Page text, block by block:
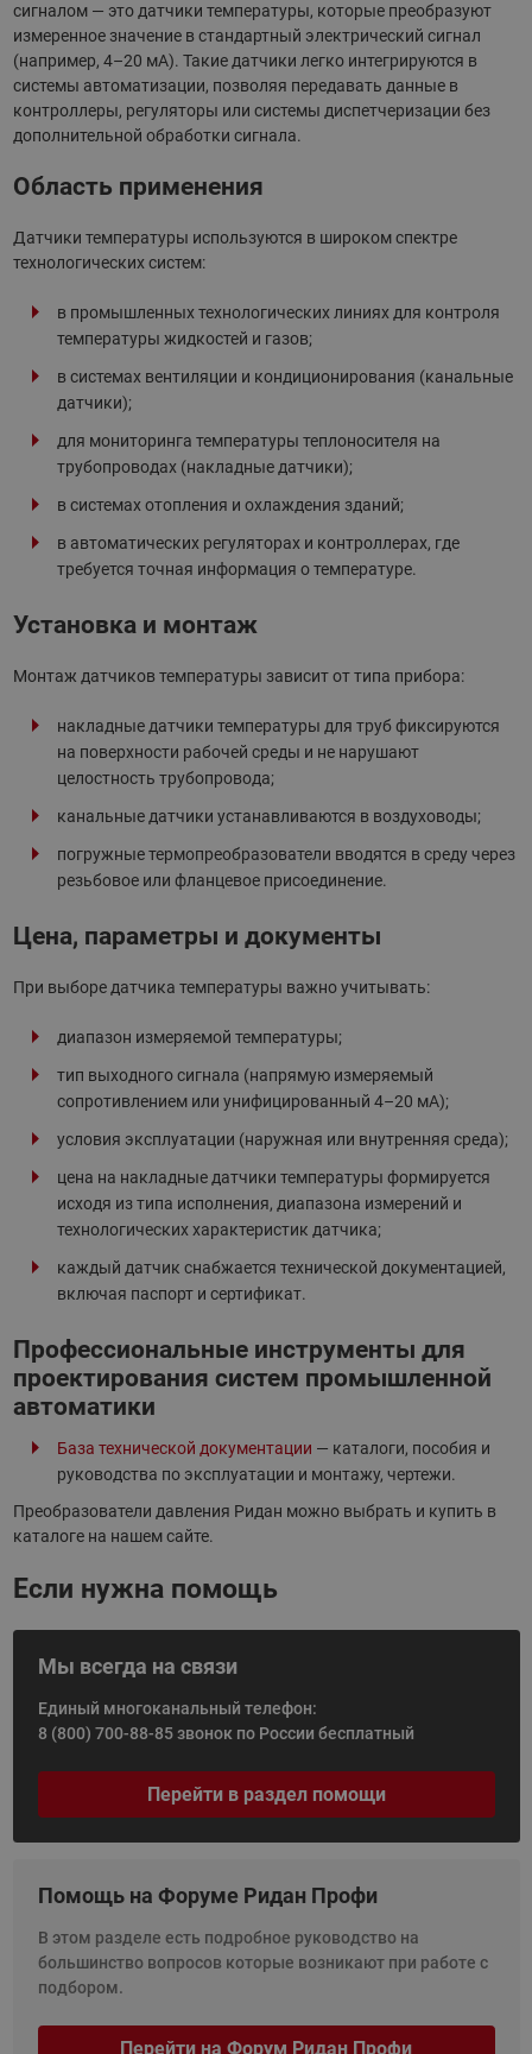
сигналом — это датчики температуры, которые преобразуют
измеренное значение в стандартный электрический сигнал
(например, 4–20 мА). Такие датчики легко интегрируются в
системы автоматизации, позволяя передавать данные в
контроллеры, регуляторы или системы диспетчеризации без
дополнительной обработки сигнала.
Область применения
Датчики температуры используются в широком спектре
технологических систем:
в промышленных технологических линиях для контроля
температуры жидкостей и газов;
в системах вентиляции и кондиционирования (канальные
датчики);
для мониторинга температуры теплоносителя на
трубопроводах (накладные датчики);
в системах отопления и охлаждения зданий;
в автоматических регуляторах и контроллерах, где
требуется точная информация о температуре.
Установка и монтаж
Монтаж датчиков температуры зависит от типа прибора:
накладные датчики температуры для труб фиксируются
на поверхности рабочей среды и не нарушают
целостность трубопровода;
канальные датчики устанавливаются в воздуховоды;
погружные термопреобразователи вводятся в среду через
резьбовое или фланцевое присоединение.
Цена, параметры и документы
При выборе датчика температуры важно учитывать:
диапазон измеряемой температуры;
тип выходного сигнала (напрямую измеряемый
сопротивлением или унифицированный 4–20 мА);
условия эксплуатации (наружная или внутренняя среда);
цена на накладные датчики температуры формируется
исходя из типа исполнения, диапазона измерений и
технологических характеристик датчика;
каждый датчик снабжается технической документацией,
включая паспорт и сертификат.
Профессиональные инструменты для
проектирования систем промышленной
автоматики
База технической документации — каталоги, пособия и
руководства по эксплуатации и монтажу, чертежи.
Преобразователи давления Ридан можно выбрать и купить в
каталоге на нашем сайте.
Если нужна помощь
Мы всегда на связи
Единый многоканальный телефон:
8 (800) 700-88-85звонок по России бесплатный
Перейти в раздел помощи
Помощь на Форуме Ридан Профи
В этом разделе есть подробное руководство на
большинство вопросов которые возникают при работе с
подбором.
Перейти на Форум Ридан Профи